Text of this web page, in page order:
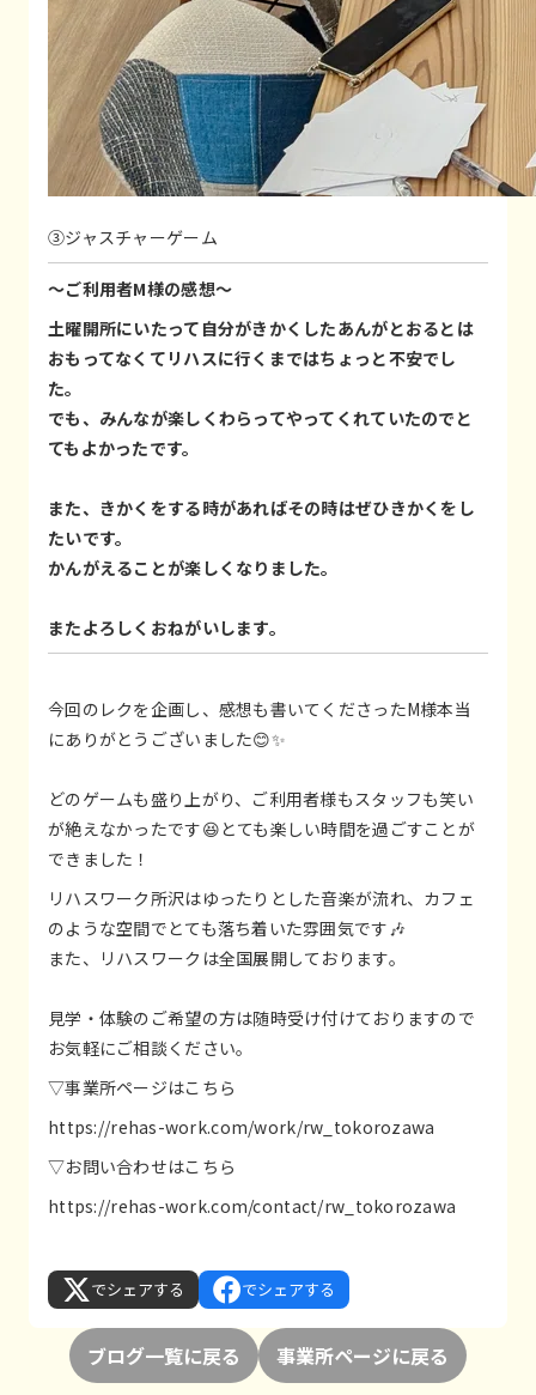
③ジャスチャーゲーム
～ご利用者M様の感想～
土曜開所にいたって自分がきかくしたあんがとおるとは
おもってなくてリハスに行くまではちょっと不安でし
た。
でも、みんなが楽しくわらってやってくれていたのでと
てもよかったです。
また、きかくをする時があればその時はぜひきかくをし
たいです。
かんがえることが楽しくなりました。
またよろしくおねがいします。
今回のレクを企画し、感想も書いてくださったM様本当
にありがとうございました😊✨
どのゲームも盛り上がり、ご利用者様もスタッフも笑い
が絶えなかったです😆とても楽しい時間を過ごすことが
できました！
リハスワーク所沢はゆったりとした音楽が流れ、カフェ
のような空間でとても落ち着いた雰囲気です🎶
また、リハスワークは全国展開しております。
見学・体験のご希望の方は随時受け付けておりますので
お気軽にご相談ください。
▽事業所ページはこちら
https://rehas-work.com/work/rw_tokorozawa
▽お問い合わせはこちら
https://rehas-work.com/contact/rw_tokorozawa
でシェアする でシェアする
ブログ一覧に戻る 事業所ページに戻る